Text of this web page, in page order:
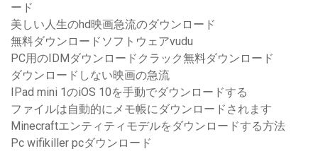
ード
美しい人生のhd映画急流のダウンロード
無料ダウンロードソフトウェアvudu
PC用のIDMダウンロードクラック無料ダウンロード
ダウンロードしない映画の急流
IPad mini 1のiOS 10を手動でダウンロードする
ファイルは自動的にメモ帳にダウンロードされます
Minecraftエンティティモデルをダウンロードする方法
Pc wifikiller pcダウンロード